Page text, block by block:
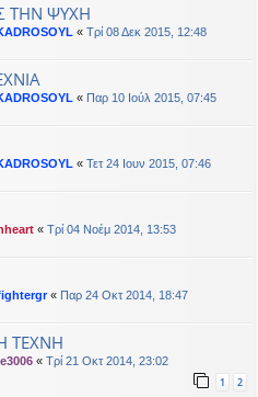
ΤΗΝ ΨΥΧΗ
« Τρί 08 Δεκ 2015, 12:48
« Παρ 10 Ιούλ 2015, 07:45
« Τετ 24 Ιουν 2015, 07:46
« Τρί 04 Νοέμ 2014, 13:53
« Παρ 24 Οκτ 2014, 18:47
ΤΕΧΝΗ
« Τρί 21 Οκτ 2014, 23:02
1 2